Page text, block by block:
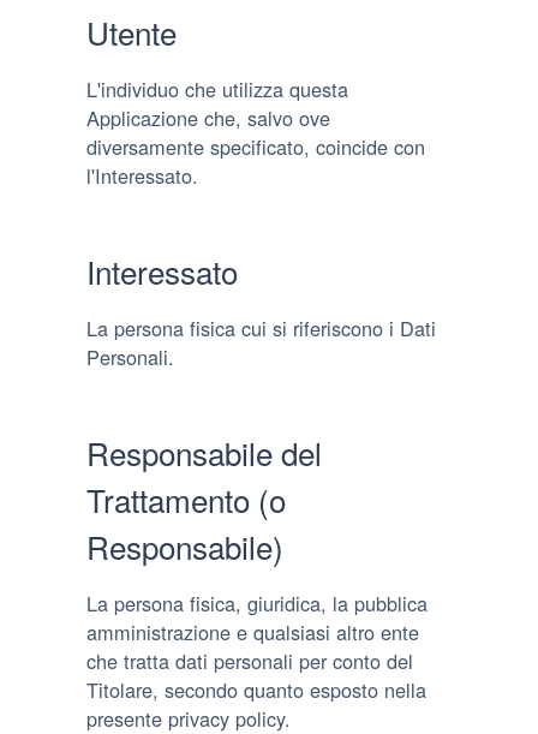
Utente
L'individuo che utilizza questa
Applicazione che, salvo ove
diversamente specificato, coincide con
l'Interessato.
Interessato
La persona fisica cui si riferiscono i Dati
Personali.
Responsabile del
Trattamento (o
Responsabile)
La persona fisica, giuridica, la pubblica
amministrazione e qualsiasi altro ente
che tratta dati personali per conto del
Titolare, secondo quanto esposto nella
presente privacy policy.